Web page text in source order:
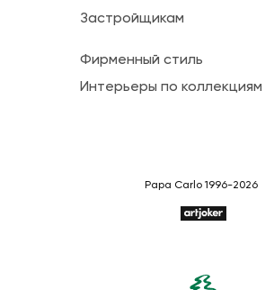
Застройщикам
Фирменный стиль
Интерьеры по коллекциям
Papa Carlo 1996-2026